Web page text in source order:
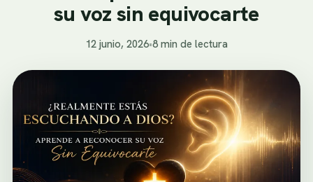
su voz sin equivocarte
12 junio, 2026•8 min de lectura